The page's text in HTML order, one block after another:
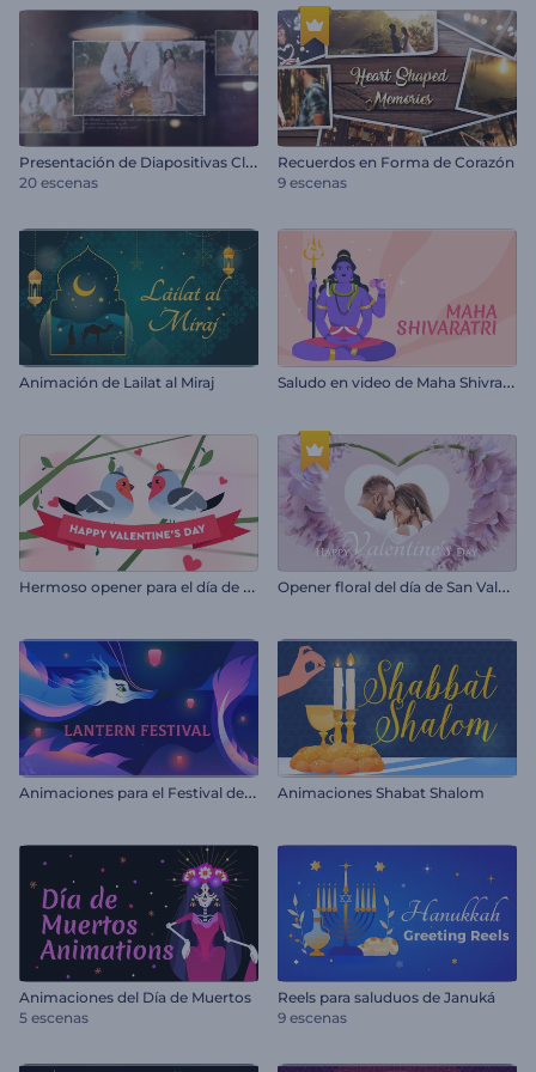
P
resentación de Diapositivas Clásica Vintage
20 escenas
Recuerdos en Forma de Corazón
9 escenas
Animación de Lailat al Miraj S
aludo en video de Maha Shivratri
H
ermoso opener para el día de San Valentín O
pener floral del día de San Valentín
A
nimaciones para el Festival de los Faroles Animaciones Shabat Shalom
Animaciones del Día de Muertos
5 escenas
Reels para saluduos de Januká
9 escenas